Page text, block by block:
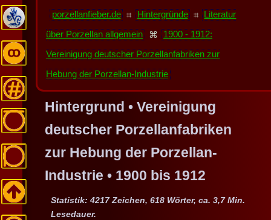
porzellanfieber.de ⌗ Hintergründe ⌗ Literatur
über Porzellan allgemein ⌘ 1900 - 1912:
Vereinigung deutscher Porzellanfabriken zur
Hebung der Porzellan-Industrie
Hintergrund • Vereinigung
deutscher Porzellanfabriken
zur Hebung der Porzellan-
Industrie • 1900 bis 1912
Statistik: 4217 Zeichen, 618 Wörter, ca. 3,7 Min.
Lesedauer.